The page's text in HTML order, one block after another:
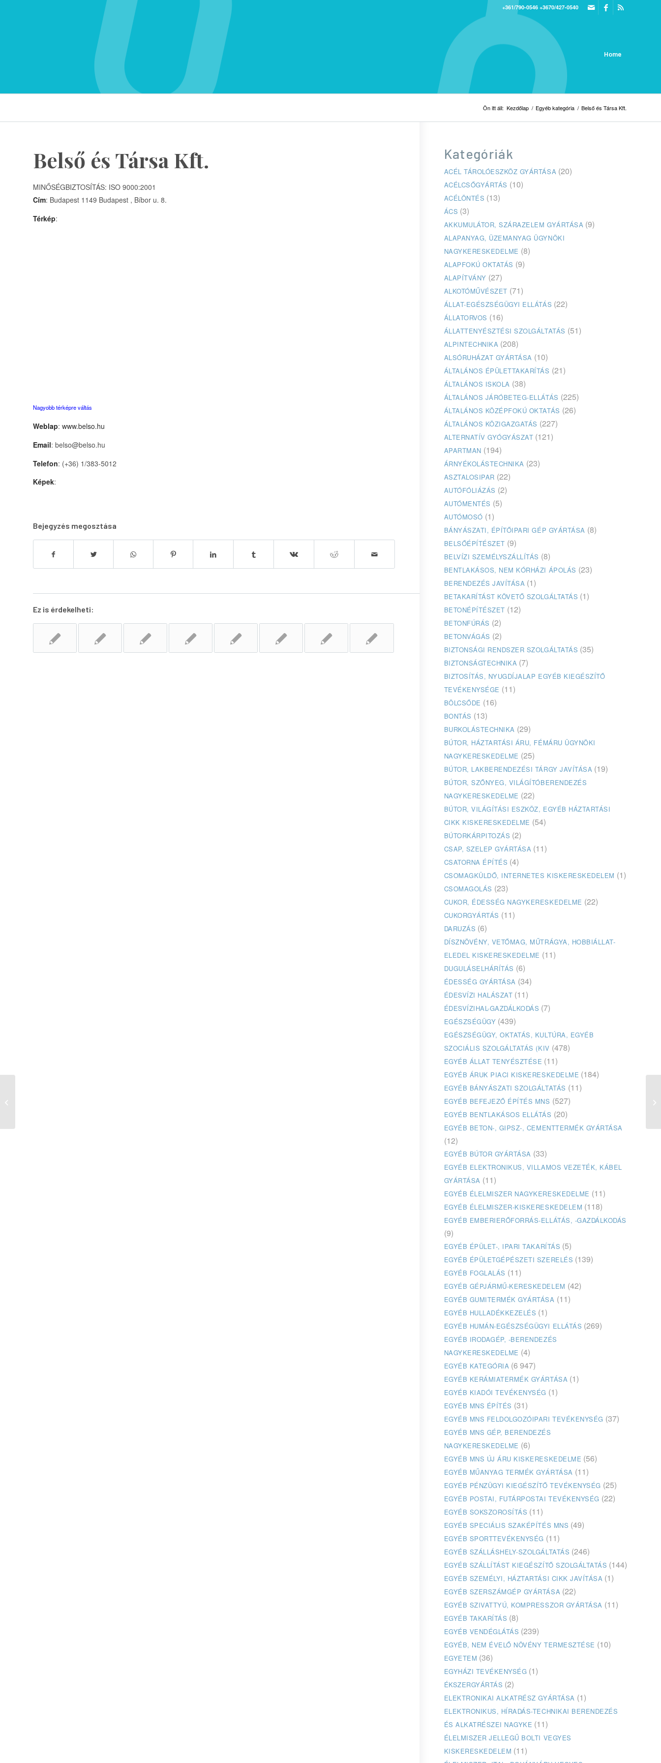
+361/790-0546 +3670/427-0540
Home
Ön itt áll: Kezdőlap / Egyéb kategória / Belső és Társa Kft.
Belső és Társa Kft.
MINŐSÉGBIZTOSÍTÁS: ISO 9000:2001
Cím: Budapest 1149 Budapest , Bíbor u. 8.
Térkép:
Nagyobb térképre váltás
Weblap: www.belso.hu
Email: belso@belso.hu
Telefon: (+36) 1/383-5012
Képek:
Bejegyzés megosztása
Ez is érdekelheti:
Kategóriák
ACÉL TÁROLÓESZKÖZ GYÁRTÁSA (20)
ACÉLCSŐGYÁRTÁS (10)
ACÉLÖNTÉS (13)
ÁCS (3)
AKKUMULÁTOR, SZÁRAZELEM GYÁRTÁSA (9)
ALAPANYAG, ÜZEMANYAG ÜGYNÖKI
NAGYKERESKEDELME (8)
ALAPFOKÚ OKTATÁS (9)
ALAPÍTVÁNY (27)
ALKOTÓMŰVÉSZET (71)
ÁLLAT-EGÉSZSÉGÜGYI ELLÁTÁS (22)
ÁLLATORVOS (16)
ÁLLATTENYÉSZTÉSI SZOLGÁLTATÁS (51)
ALPINTECHNIKA (208)
ALSÓRUHÁZAT GYÁRTÁSA (10)
ÁLTALÁNOS ÉPÜLETTAKARÍTÁS (21)
ÁLTALÁNOS ISKOLA (38)
ÁLTALÁNOS JÁRÓBETEG-ELLÁTÁS (225)
ÁLTALÁNOS KÖZÉPFOKÚ OKTATÁS (26)
ÁLTALÁNOS KÖZIGAZGATÁS (227)
ALTERNATÍV GYÓGYÁSZAT (121)
APARTMAN (194)
ÁRNYÉKOLÁSTECHNIKA (23)
ASZTALOSIPAR (22)
AUTÓFÓLIÁZÁS (2)
AUTÓMENTÉS (5)
AUTÓMOSÓ (1)
BÁNYÁSZATI, ÉPÍTŐIPARI GÉP GYÁRTÁSA (8)
BELSŐÉPÍTÉSZET (9)
BELVÍZI SZEMÉLYSZÁLLÍTÁS (8)
BENTLAKÁSOS, NEM KÓRHÁZI ÁPOLÁS (23)
BERENDEZÉS JAVÍTÁSA (1)
BETAKARÍTÁST KÖVETŐ SZOLGÁLTATÁS (1)
BETONÉPÍTÉSZET (12)
BETONFÚRÁS (2)
BETONVÁGÁS (2)
BIZTONSÁGI RENDSZER SZOLGÁLTATÁS (35)
BIZTONSÁGTECHNIKA (7)
BIZTOSÍTÁS, NYUGDÍJALAP EGYÉB KIEGÉSZÍTŐ
TEVÉKENYSÉGE (11)
BÖLCSŐDE (16)
BONTÁS (13)
BURKOLÁSTECHNIKA (29)
BÚTOR, HÁZTARTÁSI ÁRU, FÉMÁRU ÜGYNÖKI
NAGYKERESKEDELME (25)
BÚTOR, LAKBERENDEZÉSI TÁRGY JAVÍTÁSA (19)
BÚTOR, SZŐNYEG, VILÁGÍTÓBERENDEZÉS
NAGYKERESKEDELME (22)
BÚTOR, VILÁGÍTÁSI ESZKÖZ, EGYÉB HÁZTARTÁSI
CIKK KISKERESKEDELME (54)
BÚTORKÁRPITOZÁS (2)
CSAP, SZELEP GYÁRTÁSA (11)
CSATORNA ÉPÍTÉS (4)
CSOMAGKÜLDŐ, INTERNETES KISKERESKEDELEM (1)
CSOMAGOLÁS (23)
CUKOR, ÉDESSÉG NAGYKERESKEDELME (22)
CUKORGYÁRTÁS (11)
DARUZÁS (6)
DÍSZNÖVÉNY, VETŐMAG, MŰTRÁGYA, HOBBIÁLLAT-
ELEDEL KISKERESKEDELME (11)
DUGULÁSELHÁRÍTÁS (6)
ÉDESSÉG GYÁRTÁSA (34)
ÉDESVÍZI HALÁSZAT (11)
ÉDESVÍZIHAL-GAZDÁLKODÁS (7)
EGÉSZSÉGÜGY (439)
EGÉSZSÉGÜGY, OKTATÁS, KULTÚRA, EGYÉB
SZOCIÁLIS SZOLGÁLTATÁS (KIV (478)
EGYÉB ÁLLAT TENYÉSZTÉSE (11)
EGYÉB ÁRUK PIACI KISKERESKEDELME (184)
EGYÉB BÁNYÁSZATI SZOLGÁLTATÁS (11)
EGYÉB BEFEJEZŐ ÉPÍTÉS MNS (527)
EGYÉB BENTLAKÁSOS ELLÁTÁS (20)
EGYÉB BETON-, GIPSZ-, CEMENTTERMÉK GYÁRTÁSA
(12)
EGYÉB BÚTOR GYÁRTÁSA (33)
EGYÉB ELEKTRONIKUS, VILLAMOS VEZETÉK, KÁBEL
GYÁRTÁSA (11)
EGYÉB ÉLELMISZER NAGYKERESKEDELME (11)
EGYÉB ÉLELMISZER-KISKERESKEDELEM (118)
EGYÉB EMBERIERŐFORRÁS-ELLÁTÁS, -GAZDÁLKODÁS
(9)
EGYÉB ÉPÜLET-, IPARI TAKARÍTÁS (5)
EGYÉB ÉPÜLETGÉPÉSZETI SZERELÉS (139)
EGYÉB FOGLALÁS (11)
EGYÉB GÉPJÁRMŰ-KERESKEDELEM (42)
EGYÉB GUMITERMÉK GYÁRTÁSA (11)
EGYÉB HULLADÉKKEZELÉS (1)
EGYÉB HUMÁN-EGÉSZSÉGÜGYI ELLÁTÁS (269)
EGYÉB IRODAGÉP, -BERENDEZÉS
NAGYKERESKEDELME (4)
EGYÉB KATEGÓRIA (6 947)
EGYÉB KERÁMIATERMÉK GYÁRTÁSA (1)
EGYÉB KIADÓI TEVÉKENYSÉG (1)
EGYÉB MNS ÉPÍTÉS (31)
EGYÉB MNS FELDOLGOZÓIPARI TEVÉKENYSÉG (37)
EGYÉB MNS GÉP, BERENDEZÉS
NAGYKERESKEDELME (6)
EGYÉB MNS ÚJ ÁRU KISKERESKEDELME (56)
EGYÉB MŰANYAG TERMÉK GYÁRTÁSA (11)
EGYÉB PÉNZÜGYI KIEGÉSZÍTŐ TEVÉKENYSÉG (25)
EGYÉB POSTAI, FUTÁRPOSTAI TEVÉKENYSÉG (22)
EGYÉB SOKSZOROSÍTÁS (11)
EGYÉB SPECIÁLIS SZAKÉPÍTÉS MNS (49)
EGYÉB SPORTTEVÉKENYSÉG (11)
EGYÉB SZÁLLÁSHELY-SZOLGÁLTATÁS (246)
EGYÉB SZÁLLÍTÁST KIEGÉSZÍTŐ SZOLGÁLTATÁS (144)
EGYÉB SZEMÉLYI, HÁZTARTÁSI CIKK JAVÍTÁSA (1)
EGYÉB SZERSZÁMGÉP GYÁRTÁSA (22)
EGYÉB SZIVATTYÚ, KOMPRESSZOR GYÁRTÁSA (11)
EGYÉB TAKARÍTÁS (8)
EGYÉB VENDÉGLÁTÁS (239)
EGYÉB, NEM ÉVELŐ NÖVÉNY TERMESZTÉSE (10)
EGYETEM (36)
EGYHÁZI TEVÉKENYSÉG (1)
ÉKSZERGYÁRTÁS (2)
ELEKTRONIKAI ALKATRÉSZ GYÁRTÁSA (1)
ELEKTRONIKUS, HÍRADÁS-TECHNIKAI BERENDEZÉS
ÉS ALKATRÉSZEI NAGYKE (11)
ÉLELMISZER JELLEGŰ BOLTI VEGYES
KISKERESKEDELEM (11)